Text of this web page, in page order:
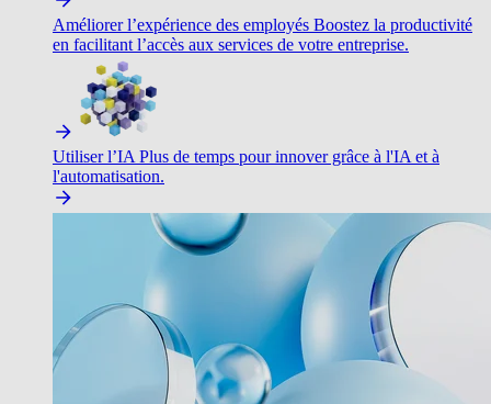
Améliorer l’expérience des employés Boostez la productivité
en facilitant l’accès aux services de votre entreprise.
Utiliser l’IA Plus de temps pour innover grâce à l'IA et à
l'automatisation.